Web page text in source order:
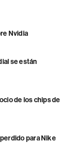
Nvidia
se están
de los chips de
para Nike